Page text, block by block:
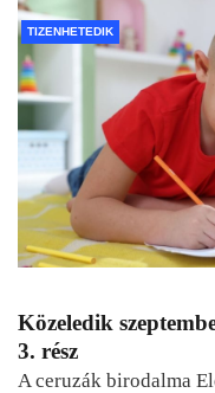
TIZENHETEDIK
Közeledik
3. rész
A ceruzák birodalma